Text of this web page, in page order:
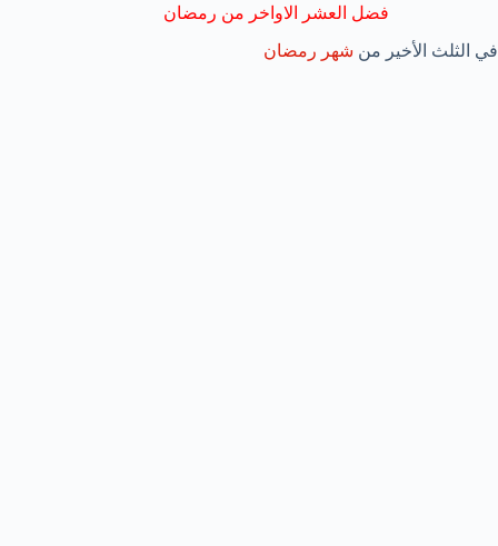
فضل العشر الاواخر من رمضان
في الثلث الأخير من شهر رمضان